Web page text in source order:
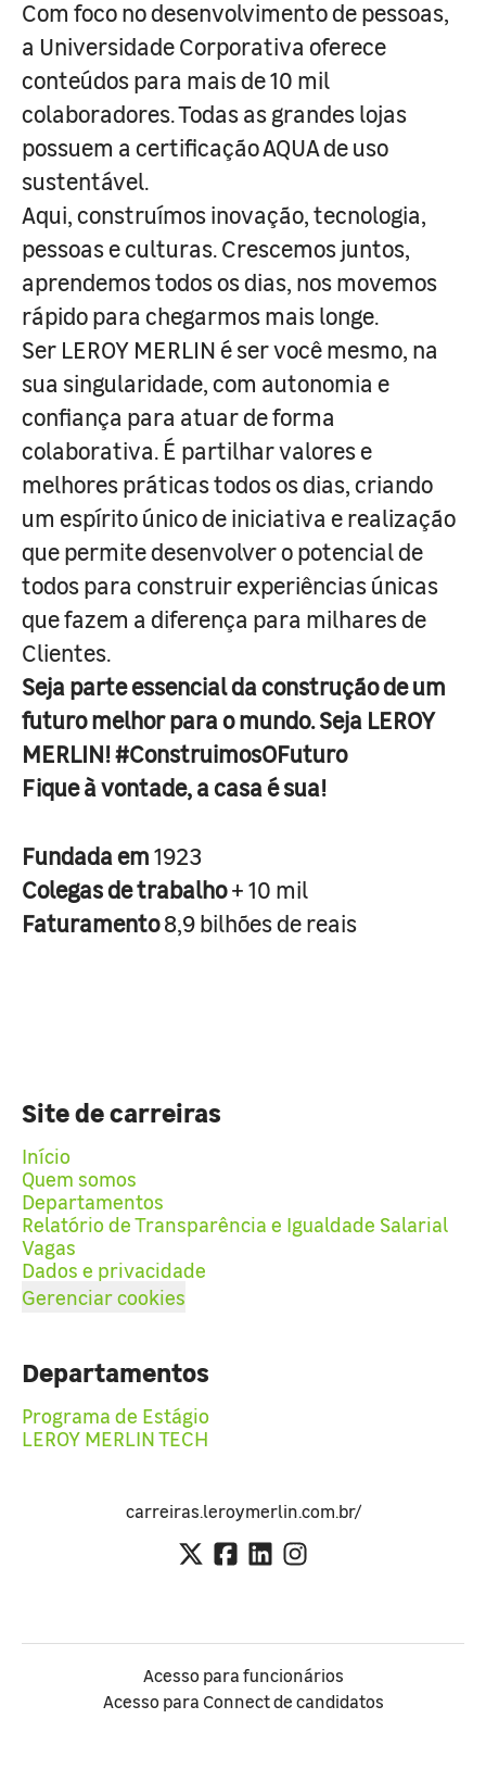
Com foco no desenvolvimento de pessoas,
a Universidade Corporativa oferece
conteúdos para mais de 10 mil
colaboradores. Todas as grandes lojas
possuem a certificação AQUA de uso
sustentável.
Aqui, construímos inovação, tecnologia,
pessoas e culturas. Crescemos juntos,
aprendemos todos os dias, nos movemos
rápido para chegarmos mais longe.
Ser LEROY MERLIN é ser você mesmo, na
sua singularidade, com autonomia e
confiança para atuar de forma
colaborativa. É partilhar valores e
melhores práticas todos os dias, criando
um espírito único de iniciativa e realização
que permite desenvolver o potencial de
todos para construir experiências únicas
que fazem a diferença para milhares de
Clientes.
Seja parte essencial da construção de um
futuro melhor para o mundo. Seja LEROY
MERLIN! #ConstruimosOFuturo
Fique à vontade, a casa é sua!
Fundada em1923
Colegas de trabalho+ 10 mil
Faturamento8,9 bilhões de reais
Site de carreiras
Início
Quem somos
Departamentos
Relatório de Transparência e Igualdade Salarial
Vagas
Dados e privacidade
Gerenciar cookies
Departamentos
Programa de Estágio
LEROY MERLIN TECH
carreiras.leroymerlin.com.br/
Acesso para funcionários
Acesso para Connect de candidatos